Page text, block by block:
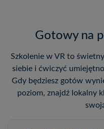
Gotowy na
Szkolenie w VR to
siebie i ćwiczyć
Gdy będziesz gotów
poziom, znajdź lokalny